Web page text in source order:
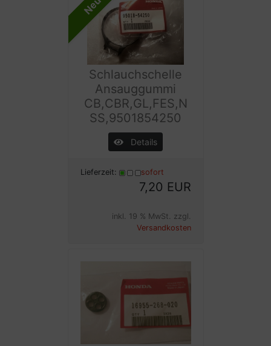
Neu
Schlauchschelle
Ansauggummi
CB,CBR,GL,FES,N
SS,9501854250
Details
Lieferzeit: sofort
7,20 EUR
inkl. 19 % MwSt. zzgl.
Versandkosten